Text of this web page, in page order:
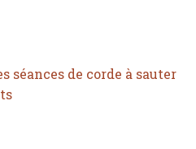
séances de corde à sauter